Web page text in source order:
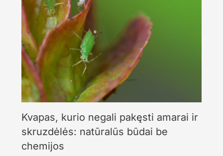
Kvapas, kurio negali pakęsti amarai ir
skruzdėlės: natūralūs būdai be
chemijos